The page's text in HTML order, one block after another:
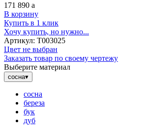
171 890 a
В корзину
Купить в 1 клик
Хочу купить, но нужно...
Артикул: Т003025
Цвет не выбран
Заказать товар по своему чертежу
Выберите материал
сосна▾
сосна
береза
бук
дуб